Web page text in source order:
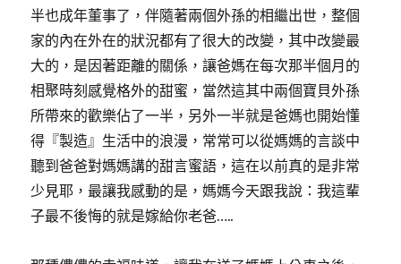
半也成年董事了，伴隨著兩個外孫的相繼出世，整個
家的內在外在的狀況都有了很大的改變，其中改變最
大的，是因著距離的關係，讓爸媽在每次那半個月的
相聚時刻感覺格外的甜蜜，當然這其中兩個寶貝外孫
所帶來的歡樂佔了一半，另外一半就是爸媽也開始懂
得『製造』生活中的浪漫，常常可以從媽媽的言談中
聽到爸爸對媽媽講的甜言蜜語，這在以前真的是非常
少見耶，最讓我感動的是，媽媽今天跟我說：我這輩
子最不後悔的就是嫁給你老爸…..